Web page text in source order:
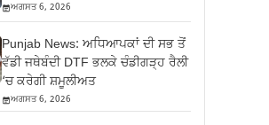
ਅਗਸਤ 6, 2026
Punjab News: ਅਧਿਆਪਕਾਂ ਦੀ ਸਭ ਤੋਂ
ਵੱਡੀ ਜਥੇਬੰਦੀ DTF ਭਲਕੇ ਚੰਡੀਗੜ੍ਹ ਰੈਲੀ
‘ਚ ਕਰੇਗੀ ਸ਼ਮੂਲੀਅਤ
ਅਗਸਤ 6, 2026